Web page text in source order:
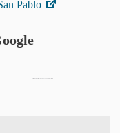
Pablo